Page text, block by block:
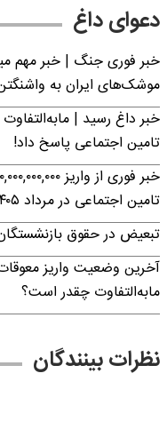
دعوای داغ
خبر فوری جنگ | خبر مهم
موشک‌های ایران به
خبر داغ رسید |
تامین اجتماعی پاسخ داد!
تامین اجتماعی در مرداد ۱۴۰۵
تبعیض در حقوق
آخرین وضعیت واریز
مابه‌التفاوت چقدر است؟
نظرات بینندگان